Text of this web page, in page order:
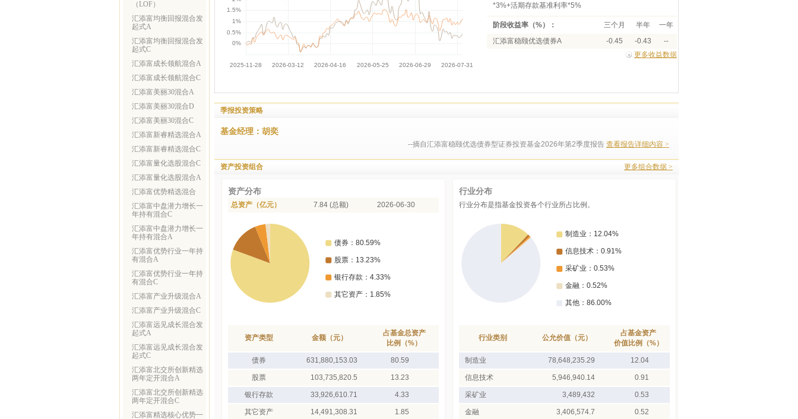
（LOF）
汇添富均衡回报混合发
起式A
汇添富均衡回报混合发
起式C
汇添富成长领航混合A
汇添富成长领航混合C
汇添富美丽30混合A
汇添富美丽30混合D
汇添富美丽30混合C
汇添富新睿精选混合A
汇添富新睿精选混合C
汇添富量化选股混合C
汇添富量化选股混合A
汇添富优势精选混合
汇添富中盘潜力增长一
年持有混合C
汇添富中盘潜力增长一
年持有混合A
汇添富优势行业一年持
有混合A
汇添富优势行业一年持
有混合C
汇添富产业升级混合A
汇添富产业升级混合C
汇添富远见成长混合发
起式A
汇添富远见成长混合发
起式C
汇添富北交所创新精选
两年定开混合A
汇添富北交所创新精选
两年定开混合C
汇添富精选核心优势一
*3%+活期存款基准利率*5%
阶段收益率（%）： 三个月 半年 一年
汇添富稳颐优选债券A -0.45 -0.43
--
更多收益数据
季报投资策略
基金经理：胡奕
--摘自汇添富稳颐优选债券型证券投资基金2026年第2季度报告 查看报告详细内容 >
资产投资组合 更多组合数据 >
资产分布
总资产（亿元） 7.84 (总额) 2026-06-30
资产类型 金额（元）
占基金总资产
比例（%）
债券 631,880,153.03 80.59
股票 103,735,820.5 13.23
银行存款 33,926,610.71 4.33
其它资产 14,491,308.31 1.85
行业分布
行业分布是指基金投资各个行业所占比例。
行业类别 公允价值（元）
占基金资产
价值比例（%）
制造业 78,648,235.29 12.04
信息技术 5,946,940.14 0.91
采矿业 3,489,432 0.53
金融 3,406,574.7 0.52